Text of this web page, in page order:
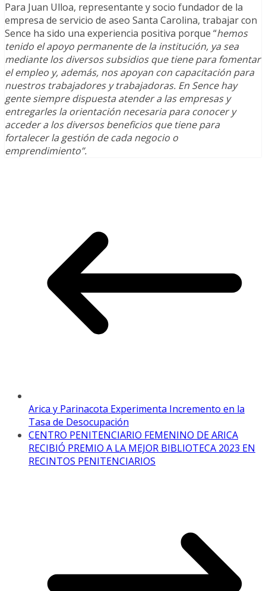
Para Juan Ulloa, representante y socio fundador de la
empresa de servicio de aseo Santa Carolina, trabajar con
Sence ha sido una experiencia positiva porque “hemos
tenido el apoyo permanente de la institución, ya sea
mediante los diversos subsidios que tiene para fomentar
el empleo y, además, nos apoyan con capacitación para
nuestros trabajadores y trabajadoras. En Sence hay
gente siempre dispuesta atender a las empresas y
entregarles la orientación necesaria para conocer y
acceder a los diversos beneficios que tiene para
fortalecer la gestión de cada negocio o
emprendimiento”.
Arica y Parinacota Experimenta Incremento en la
Tasa de Desocupación
CENTRO PENITENCIARIO FEMENINO DE ARICA
RECIBIÓ PREMIO A LA MEJOR BIBLIOTECA 2023 EN
RECINTOS PENITENCIARIOS